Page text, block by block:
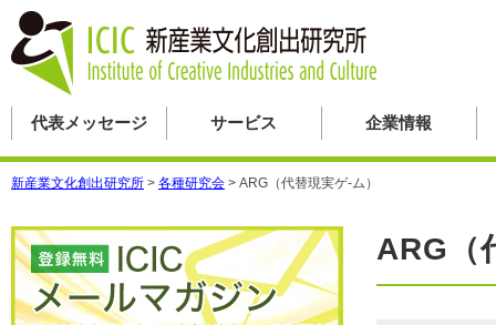
代表メッセージ サービス 企業情報
新産業文化創出研究所 > 各種研究会 > ARG（代替現実ゲ-ム）
ARG（